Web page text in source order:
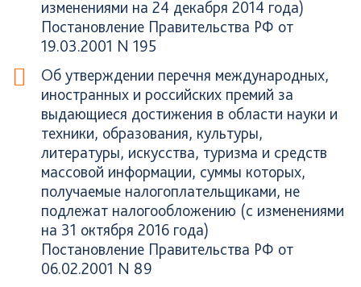
изменениями на 24 декабря 2014 года)
Постановление Правительства РФ от
19.03.2001 N 195
Об утверждении перечня международных,
иностранных и российских премий за
выдающиеся достижения в области науки и
техники, образования, культуры,
литературы, искусства, туризма и средств
массовой информации, суммы которых,
получаемые налогоплательщиками, не
подлежат налогообложению (с изменениями
на 31 октября 2016 года)
Постановление Правительства РФ от
06.02.2001 N 89